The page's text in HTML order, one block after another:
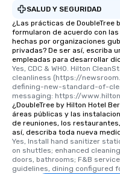
SALUD Y SEGURIDAD
¿Las prácticas de DoubleTree
formularon de acuerdo con
hechas por organizaciones
privadas? De ser así, escriba
empleadas para desarrollar
Yes, CDC & WHO. Hilton
cleanliness (https://
defining-new-standard-of-
messaging: https://
¿DoubleTree by Hilton Hotel
áreas públicas y las
de reuniones, los
así, describa toda nueva
Yes, Install hand sanitizer
on shuttles; enhanced
doors, bathrooms; F&B
guidelines, dining configured